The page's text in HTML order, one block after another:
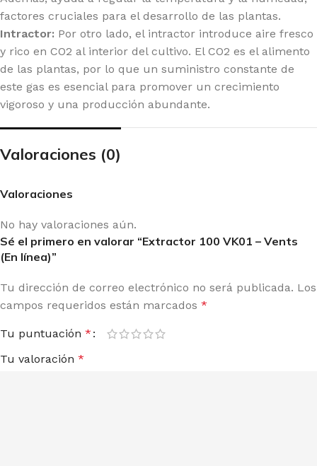
factores cruciales para el desarrollo de las plantas.
Intractor: Por otro lado, el intractor introduce aire fresco
y rico en CO2 al interior del cultivo. El CO2 es el alimento
de las plantas, por lo que un suministro constante de
este gas es esencial para promover un crecimiento
vigoroso y una producción abundante.
Valoraciones (0)
Valoraciones
No hay valoraciones aún.
Sé el primero en valorar “Extractor 100 VK01 – Vents
(En línea)”
Tu dirección de correo electrónico no será publicada. Los
campos requeridos están marcados *
Tu puntuación *
Tu valoración *